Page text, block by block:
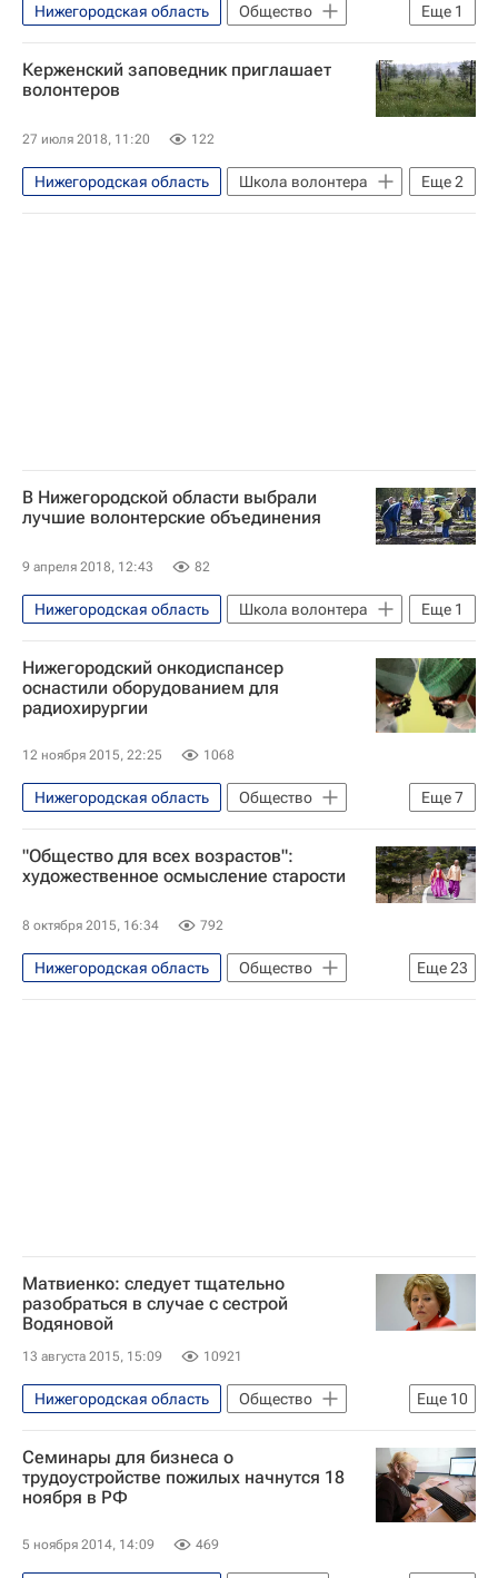
Еще 1
Нижегородская область
Общество
Школа волонтера
Керженский заповедник приглашает
волонтеров
27 июля 2018, 11:20 122
Еще2
Нижегородская область
Школа волонтера
Экологическое волонтерство - Школа волонтера
В Нижегородской области выбрали
лучшие волонтерские объединения
9 апреля 2018, 12:43 82
Еще 1
Нижегородская область
Школа волонтера
Волонтерство в России
Нижегородский онкодиспансер
оснастили оборудованием для
радиохирургии
12 ноября 2015, 22:25 1068
Еще7
Нижегородская область
Общество
Здоровье - Общество
Нижегородская область
Европа
Приволжский ФО
Россия
"Общество для всех возрастов":
художественное осмысление старости
8 октября 2015, 16:34 792
Еще23
Нижегородская область
Общество
Новосибирск
Пермский край
Республика Татарстан (Татарстан)
Весь мир
Европа
Северо-Западный ФО
Приволжский ФО
Фонд Тимченко
пожилые
Россия
Матвиенко: следует тщательно
разобраться в случае с сестрой
Водяновой
13 августа 2015, 15:09 10921
Еще 10
Нижегородская область
Общество
Жизнь без преград
Инцидент с сестрой Натальи Водяновой
Нижний Новгород
Европа
Приволжский ФО
Наталья Водянова
Семинары для бизнеса о
трудоустройстве пожилых начнутся 18
ноября в РФ
5 ноября 2014, 14:09 469